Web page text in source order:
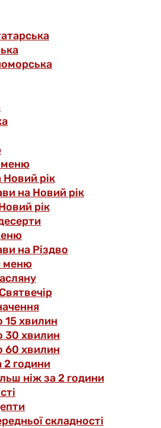
меню
Новий рік
на Новий рік
рік
на Різдво
меню
15 хвилин
30 хвилин
60 хвилин
2 години
ніж за 2 години
складності